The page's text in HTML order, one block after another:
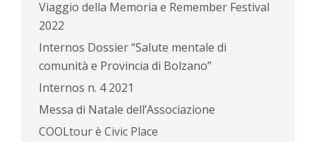
Viaggio della Memoria e Remember Festival
2022
Internos Dossier “Salute mentale di
comunità e Provincia di Bolzano”
Internos n. 4 2021
Messa di Natale dell’Associazione
COOLtour è Civic Place